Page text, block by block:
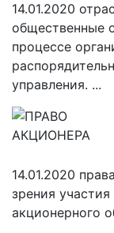
14.01.2020
общественные
процессе
управления. ...
14.01.2020
зрения
акционерного